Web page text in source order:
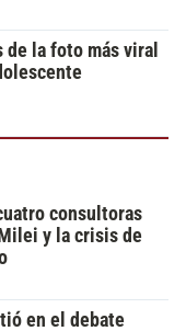
la foto más viral
consultoras
y la crisis de
en el debate